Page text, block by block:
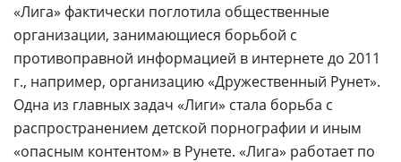
«Лига» фактически поглотила общественные
организации, занимающиеся борьбой с
противоправной информацией в интернете до 2011
г., например, организацию «Дружественный Рунет».
Одна из главных задач «Лиги» стала борьба с
распространением детской порнографии и иным
«опасным контентом» в Рунете. «Лига» работает по